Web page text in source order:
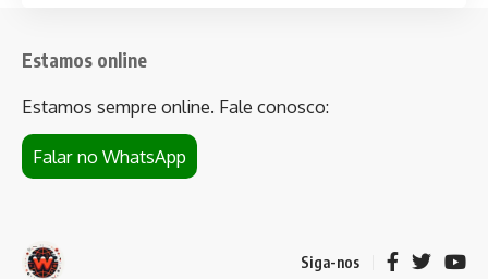
Estamos online
Estamos sempre online. Fale conosco:
Falar no WhatsApp
Siga-nos